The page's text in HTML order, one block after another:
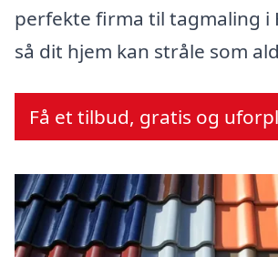
perfekte firma til tagmaling i
så dit hjem kan stråle som
Få et tilbud, gratis og